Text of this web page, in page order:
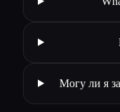
Могу ли я